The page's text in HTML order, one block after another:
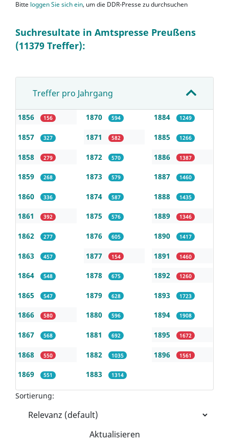
Bitte loggen Sie sich ein, um die DDR-Presse zu durchsuchen
Suchresultate in Amtspresse Preußens
(11379 Treffer):
Treffer pro Jahrgang
1856 156
1857 327
1858 279
1859 268
1860 336
1861 392
1862 277
1863 457
1864 548
1865 547
1866 580
1867 568
1868 550
1869 551
1870 594
1871 582
1872 570
1873 579
1874 587
1875 576
1876 605
1877 154
1878 675
1879 628
1880 596
1881 692
1882 1035
1883 1314
1884 1249
1885 1266
1886 1387
1887 1460
1888 1435
1889 1346
1890 1417
1891 1460
1892 1260
1893 1723
1894 1908
1895 1672
1896 1561
Sortierung:
Aktualisieren